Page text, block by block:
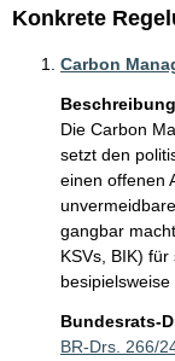
Konkrete
Carbon
Die Carbon
setzt den
einen offenen
gangbar
KSVs, BIK)
Bundesrats-
BR-Drs. 266/